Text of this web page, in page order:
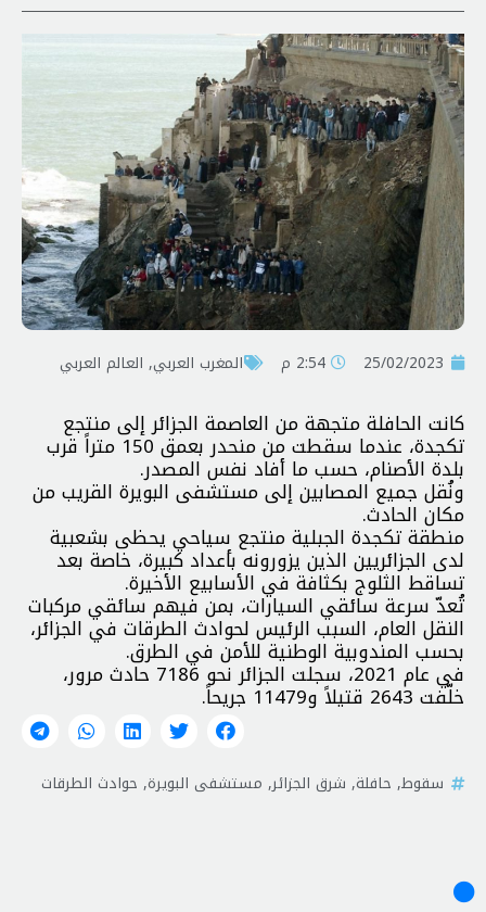
25/02/2023 2:54 م المغرب العربي, العالم العربي
كانت الحافلة متجهة من العاصمة الجزائر إلى منتجع
تكجدة، عندما سقطت من منحدر بعمق 150 متراً قرب
بلدة الأصنام، حسب ما أفاد نفس المصدر.
ونُقل جميع المصابين إلى مستشفى البويرة القريب من
مكان الحادث.
منطقة تكجدة الجبلية منتجع سياحي يحظى بشعبية
لدى الجزائريين الذين يزورونه بأعداد كبيرة، خاصة بعد
تساقط الثلوج بكثافة في الأسابيع الأخيرة.
تُعدّ سرعة سائقي السيارات، بمن فيهم سائقي مركبات
النقل العام، السبب الرئيس لحوادث الطرقات في الجزائر،
بحسب المندوبية الوطنية للأمن في الطرق.
في عام 2021، سجلت الجزائر نحو 7186 حادث مرور،
خلّفت 2643 قتيلاً و11479 جريحاً.
سقوط, حافلة, شرق الجزائر, مستشفى البويرة, حوادث الطرقات